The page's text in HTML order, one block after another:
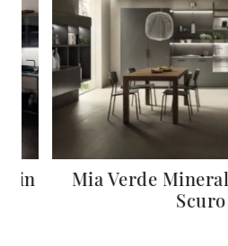
in
Mia Verde
Scuro